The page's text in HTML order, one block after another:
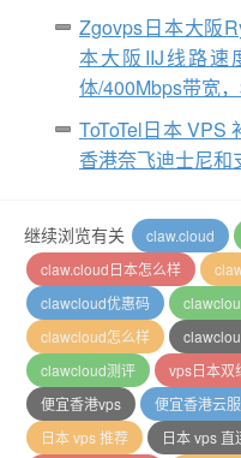
Zgovps日本大阪
本大阪IIJ线路速
体/400Mbps带宽
ToToTel日本 VPS
香港奈飞迪士尼
继续浏览有关 claw.cloud
claw.cloud日本怎么样
clawcloud优惠码
clawcloud怎么样
clawcloud测评
vps日本双
便宜香港vps
便宜香港云
日本 vps 推荐
日本 vps 直